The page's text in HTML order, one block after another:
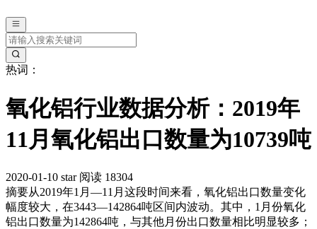
热词：
氧化铝行业数据分析：2019年
11月氧化铝出口数量为10739吨
2020-01-10 star 阅读 18304
摘要从2019年1月—11月这段时间来看，氧化铝出口数量变化
幅度较大，在3443—142864吨区间内波动。其中，1月份氧化
铝出口数量为142864吨，与其他月份出口数量相比明显较多；